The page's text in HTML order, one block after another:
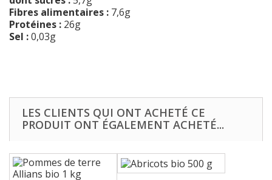
Fibres alimentaires : 7,6g
Protéines : 26g
Sel :0,03g
LES CLIENTS QUI ONT ACHETÉ CE
PRODUIT ONT ÉGALEMENT ACHETÉ...